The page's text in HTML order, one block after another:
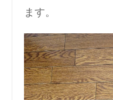
ます。